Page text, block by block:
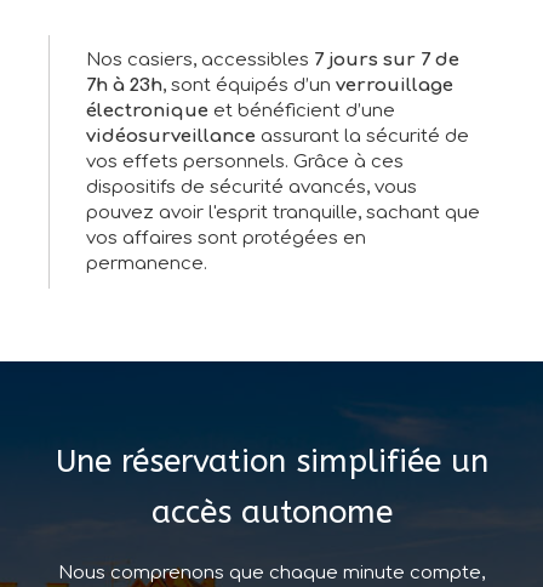
Nos casiers, accessibles 7 jours sur 7 de
7h à 23h, sont équipés d’un verrouillage
électronique et bénéficient d’une
vidéosurveillance assurant la sécurité de
vos effets personnels. Grâce à ces
dispositifs de sécurité avancés, vous
pouvez avoir l'esprit tranquille, sachant que
vos affaires sont protégées en
permanence.
Une réservation simplifiée un
accès autonome
Nous comprenons que chaque minute compte,